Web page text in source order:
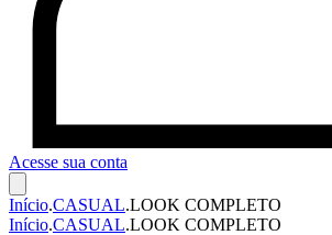
Acesse sua conta
Início.CASUAL.LOOK COMPLETO
Início.CASUAL.LOOK COMPLETO